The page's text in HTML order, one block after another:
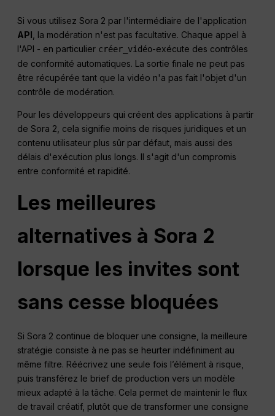
Si vous utilisez Sora 2 par l'intermédiaire de l'application
API , la modération n'est pas facultative. Chaque appel à
l'API - en particulier créer_vidéo-exécute des contrôles
de conformité automatiques. La sortie finale ne peut pas
être récupérée tant que la vidéo n'a pas fait l'objet d'un
contrôle de modération.
Pour les développeurs qui créent des applications à partir
de Sora 2, cela signifie moins de risques juridiques et un
contenu utilisateur plus sûr par défaut, mais aussi des
délais d'exécution plus longs. Il s'agit d'un compromis
entre conformité et rapidité.
Les meilleures
alternatives à Sora 2
lorsque les invites sont
sans cesse bloquées
Si Sora 2 continue de bloquer une consigne, la meilleure
stratégie consiste à ne pas se heurter indéfiniment au
même filtre. Réécrivez une seule fois l’élément à risque,
puis transférez le brief de production vers un modèle
mieux adapté à la tâche. Cela permet de maintenir le flux
de travail créatif, plutôt que de transformer une consigne